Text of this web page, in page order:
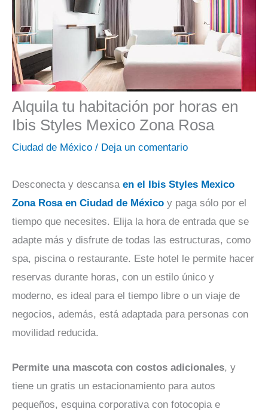
Alquila tu habitación por horas en
Ibis Styles Mexico Zona Rosa
Ciudad de México / Deja un comentario
Desconecta y descansaen el Ibis Styles Mexico
Zona Rosa en Ciudad de México y paga sólo por el
tiempo que necesites. Elija la hora de entrada que se
adapte más y disfrute de todas las estructuras, como
spa, piscina o restaurante. Este hotel le permite hacer
reservas durante horas, con un estilo único y
moderno, es ideal para el tiempo libre o un viaje de
negocios, además, está adaptada para personas con
movilidad reducida.
Permite una mascota con costos adicionales, y
tiene un gratis un estacionamiento para autos
pequeños, esquina corporativa con fotocopia e